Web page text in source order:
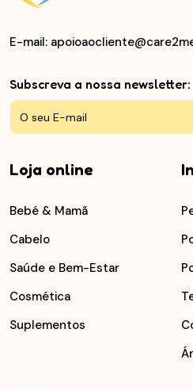
E-mail:
Subscreva a nossa newsletter:
Loja online
Bebé & Mamã
Cabelo
Saúde e Bem-Estar
Cosmética
Suplementos